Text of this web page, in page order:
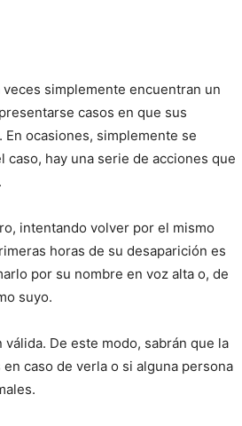
simplemente encuentran un
casos en que sus
ocasiones, simplemente se
hay una serie de acciones que
intentando volver por el mismo
horas de su desaparición es
por su nombre en voz alta o, de
suyo.
De este modo, sabrán que la
caso de verla o si alguna persona